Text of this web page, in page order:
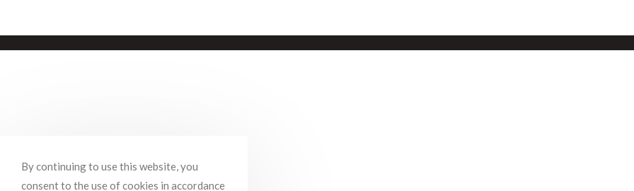
By continuing to use this website, you
consent to the use of cookies in accordance